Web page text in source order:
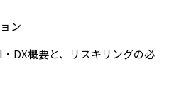
ン
・DX概要と、リスキリングの必